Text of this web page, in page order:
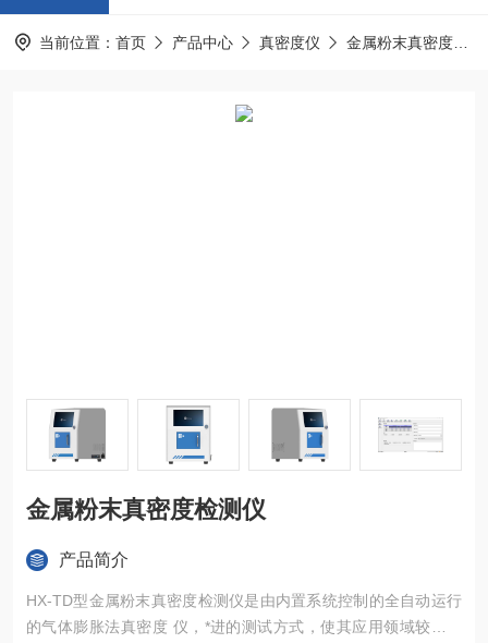
当前位置： 首页 产品中心 真密度仪 金属粉末真密度仪
金属粉末真密度检测仪
产品简介
HX-TD型金属粉末真密度检测仪是由内置系统控制的全自动运行
的气体膨胀法真密度 仪，*进的测试方式，使其应用领域较同类